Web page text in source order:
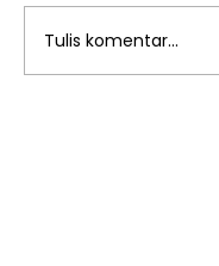
Tulis komentar...